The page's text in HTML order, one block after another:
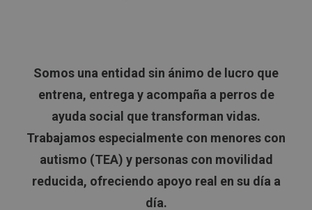
Somos una entidad sin ánimo de lucro que
entrena, entrega y acompaña a perros de
ayuda social que transforman vidas.
Trabajamos especialmente con menores con
autismo (TEA) y personas con movilidad
reducida, ofreciendo apoyo real en su día a
día.